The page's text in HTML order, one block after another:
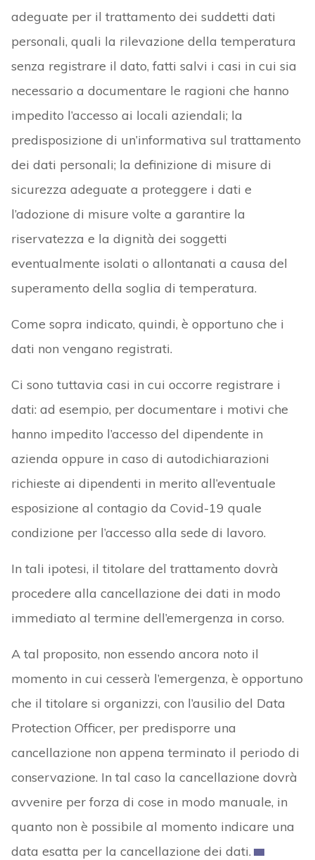
adeguate per il trattamento dei suddetti dati
personali, quali la rilevazione della temperatura
senza registrare il dato, fatti salvi i casi in cui sia
necessario a documentare le ragioni che hanno
impedito l’accesso ai locali aziendali; la
predisposizione di un’informativa sul trattamento
dei dati personali; la definizione di misure di
sicurezza adeguate a proteggere i dati e
l’adozione di misure volte a garantire la
riservatezza e la dignità dei soggetti
eventualmente isolati o allontanati a causa del
superamento della soglia di temperatura.
Come sopra indicato, quindi, è opportuno che i
dati non vengano registrati.
Ci sono tuttavia casi in cui occorre registrare i
dati: ad esempio, per documentare i motivi che
hanno impedito l’accesso del dipendente in
azienda oppure in caso di autodichiarazioni
richieste ai dipendenti in merito all’eventuale
esposizione al contagio da Covid-19 quale
condizione per l’accesso alla sede di lavoro.
In tali ipotesi, il titolare del trattamento dovrà
procedere alla cancellazione dei dati in modo
immediato al termine dell’emergenza in corso.
A tal proposito, non essendo ancora noto il
momento in cui cesserà l’emergenza, è opportuno
che il titolare si organizzi, con l’ausilio del Data
Protection Officer, per predisporre una
cancellazione non appena terminato il periodo di
conservazione. In tal caso la cancellazione dovrà
avvenire per forza di cose in modo manuale, in
quanto non è possibile al momento indicare una
data esatta per la cancellazione dei dati.